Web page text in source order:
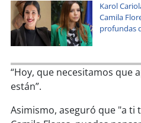
soy arauco
soy temuco
soyvaldivia
Karol
Camila
profundas
“Hoy, que necesitamos que
están”.
Asimismo, aseguró que "a ti